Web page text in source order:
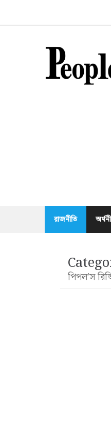
রাজনীতি
পিপল’স